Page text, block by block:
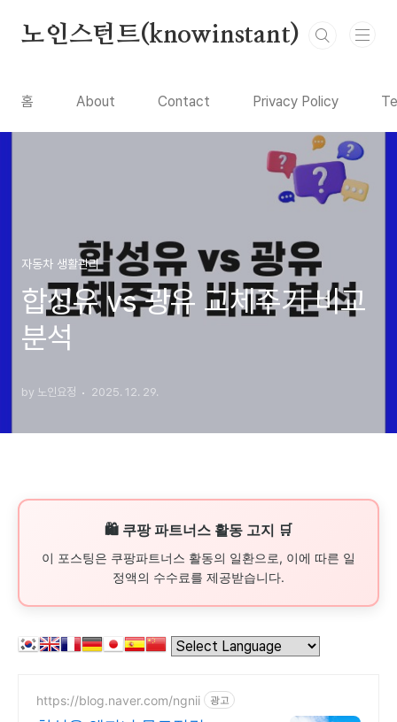
노인스턴트(knowinstant)
홈 About Contact Privacy Policy
자동차 생활관리
합성유 vs 광유 교체주기 비교
분석
by 노인요정 2025. 12. 29.
🛍️ 쿠팡 파트너스 활동 고지 🛒
이 포스팅은 쿠팡파트너스 활동의 일환으로, 이에 따른 일
정액의 수수료를 제공받습니다.
https://blog.naver.com/ngnii 광고